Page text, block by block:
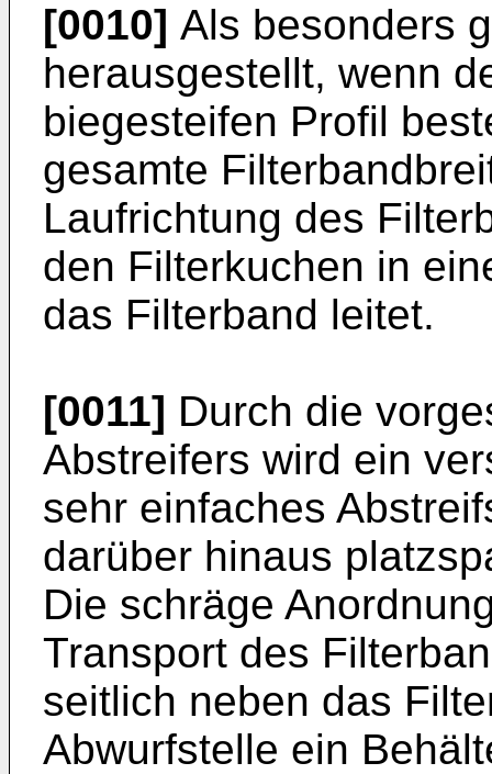
[0010] Als besonders
herausgestellt, wenn
biegesteifen Profil
gesamte
Laufrichtung des
den Filterkuchen in
das Filterband leitet.
[0011] Durch die
Abstreifers wird ein
sehr einfaches
darüber hinaus
Die schräge
Transport des
seitlich neben das
Abwurfstelle ein